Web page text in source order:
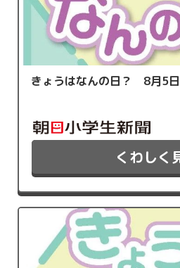
きょうはなんの日？ 8月5
くわしく